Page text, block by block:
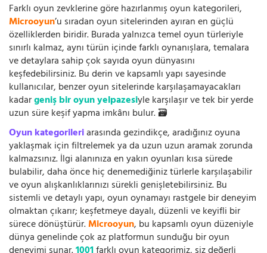
Farklı oyun zevklerine göre hazırlanmış oyun kategorileri,
Microoyun’u sıradan oyun sitelerinden ayıran en güçlü
özelliklerden biridir. Burada yalnızca temel oyun türleriyle
sınırlı kalmaz, aynı türün içinde farklı oynanışlara, temalara
ve detaylara sahip çok sayıda oyun dünyasını
keşfedebilirsiniz. Bu derin ve kapsamlı yapı sayesinde
kullanıcılar, benzer oyun sitelerinde karşılaşamayacakları
kadargeniş bir oyun yelpazesiyle karşılaşır ve tek bir yerde
uzun süre keşif yapma imkânı bulur. 🗃️
Oyun kategorileriarasında gezindikçe, aradığınız oyuna
yaklaşmak için filtrelemek ya da uzun uzun aramak zorunda
kalmazsınız. İlgi alanınıza en yakın oyunları kısa sürede
bulabilir, daha önce hiç denemediğiniz türlerle karşılaşabilir
ve oyun alışkanlıklarınızı sürekli genişletebilirsiniz. Bu
sistemli ve detaylı yapı, oyun oynamayı rastgele bir deneyim
olmaktan çıkarır; keşfetmeye dayalı, düzenli ve keyifli bir
sürece dönüştürür.Microoyun, bu kapsamlı oyun düzeniyle
dünya genelinde çok az platformun sunduğu bir oyun